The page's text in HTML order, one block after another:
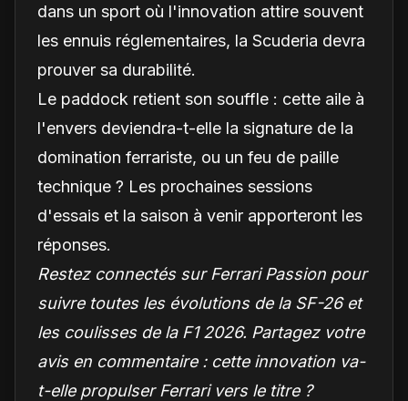
dans un sport où l'innovation attire souvent
les ennuis réglementaires, la Scuderia devra
prouver sa durabilité.
Le paddock retient son souffle : cette aile à
l'envers deviendra-t-elle la signature de la
domination ferrariste, ou un feu de paille
technique ? Les prochaines sessions
d'essais et la saison à venir apporteront les
réponses.
Restez connectés sur Ferrari Passion pour
suivre toutes les évolutions de la SF-26 et
les coulisses de la F1 2026. Partagez votre
avis en commentaire : cette innovation va-
t-elle propulser Ferrari vers le titre ?